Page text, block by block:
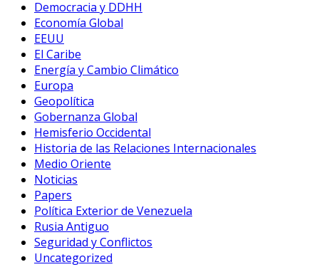
Democracia y DDHH
Economía Global
EEUU
El Caribe
Energía y Cambio Climático
Europa
Geopolítica
Gobernanza Global
Hemisferio Occidental
Historia de las Relaciones Internacionales
Medio Oriente
Noticias
Papers
Política Exterior de Venezuela
Rusia Antiguo
Seguridad y Conflictos
Uncategorized